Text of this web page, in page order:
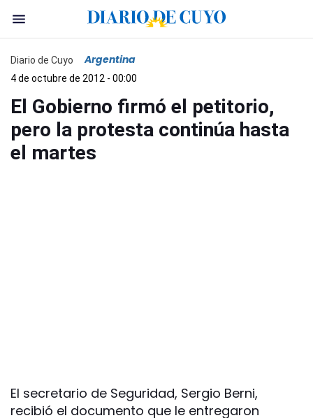
Diario de Cuyo Argentina
4 de octubre de 2012 - 00:00
El Gobierno firmó el petitorio,
pero la protesta continúa hasta
el martes
El secretario de Seguridad, Sergio Berni,
recibió el documento que le entregaron